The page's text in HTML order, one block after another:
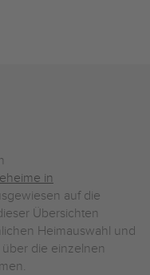
in
auf die
Übersichten
Heimauswahl und
die einzelnen